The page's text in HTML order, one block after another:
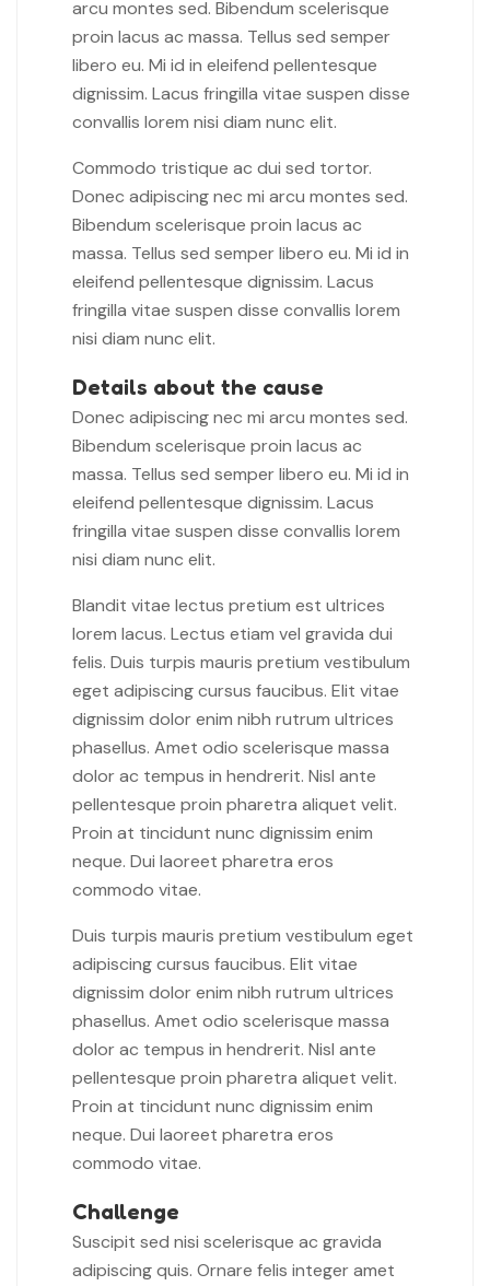
arcu montes sed. Bibendum scelerisque
proin lacus ac massa. Tellus sed semper
libero eu. Mi id in eleifend pellentesque
dignissim. Lacus fringilla vitae suspen disse
convallis lorem nisi diam nunc elit.
Commodo tristique ac dui sed tortor.
Donec adipiscing nec mi arcu montes sed.
Bibendum scelerisque proin lacus ac
massa. Tellus sed semper libero eu. Mi id in
eleifend pellentesque dignissim. Lacus
fringilla vitae suspen disse convallis lorem
nisi diam nunc elit.
Details about the cause
Donec adipiscing nec mi arcu montes sed.
Bibendum scelerisque proin lacus ac
massa. Tellus sed semper libero eu. Mi id in
eleifend pellentesque dignissim. Lacus
fringilla vitae suspen disse convallis lorem
nisi diam nunc elit.
Blandit vitae lectus pretium est ultrices
lorem lacus. Lectus etiam vel gravida dui
felis. Duis turpis mauris pretium vestibulum
eget adipiscing cursus faucibus. Elit vitae
dignissim dolor enim nibh rutrum ultrices
phasellus. Amet odio scelerisque massa
dolor ac tempus in hendrerit. Nisl ante
pellentesque proin pharetra aliquet velit.
Proin at tincidunt nunc dignissim enim
neque. Dui laoreet pharetra eros
commodo vitae.
Duis turpis mauris pretium vestibulum eget
adipiscing cursus faucibus. Elit vitae
dignissim dolor enim nibh rutrum ultrices
phasellus. Amet odio scelerisque massa
dolor ac tempus in hendrerit. Nisl ante
pellentesque proin pharetra aliquet velit.
Proin at tincidunt nunc dignissim enim
neque. Dui laoreet pharetra eros
commodo vitae.
Challenge
Suscipit sed nisi scelerisque ac gravida
adipiscing quis. Ornare felis integer amet